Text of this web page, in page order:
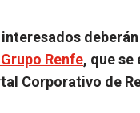
Renfe, que se
Corporativo de